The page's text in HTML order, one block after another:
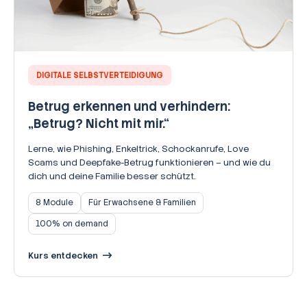
DIGITALE SELBSTVERTEIDIGUNG
Betrug erkennen und verhindern:
„Betrug? Nicht mit mir.“
Lerne, wie Phishing, Enkeltrick, Schockanrufe, Love
Scams und Deepfake-Betrug funktionieren – und wie du
dich und deine Familie besser schützt.
8 Module
Für Erwachsene & Familien
100% on demand
Kurs entdecken